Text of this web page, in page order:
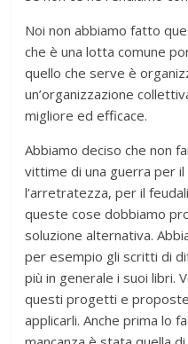
Noi non abbiamo fatto
che è una lotta comune
quello che serve è
un’organizzazione
migliore ed efficace.
Abbiamo deciso che non
vittime di una guerra per
l’arretratezza, per il
queste cose dobbiamo
soluzione alternativa.
per esempio gli scritti di
più in generale i suoi libri.
questi progetti e
applicarli. Anche prima lo